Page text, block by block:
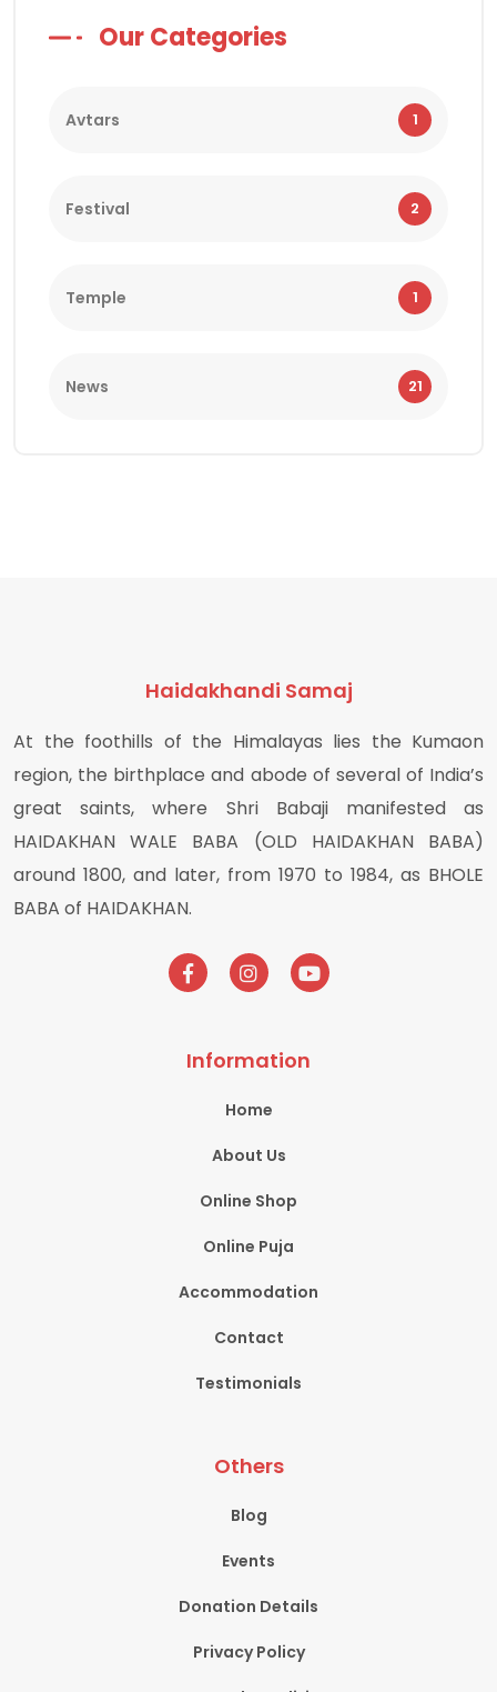
Our Categories
Avtars 1
Festival 2
Temple 1
News 21
Haidakhandi Samaj
At the foothills of the Himalayas lies the Kumaon
region, the birthplace and abode of several of India’s
great saints, where Shri Babaji manifested as
HAIDAKHAN WALE BABA (OLD HAIDAKHAN BABA)
around 1800, and later, from 1970 to 1984, as BHOLE
BABA of HAIDAKHAN.
Information
Home
About Us
Online Shop
Online Puja
Accommodation
Contact
Testimonials
Others
Blog
Events
Donation Details
Privacy Policy